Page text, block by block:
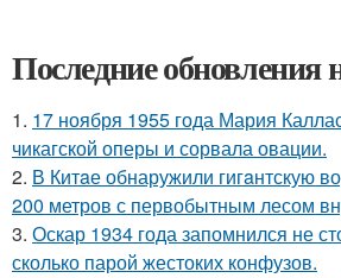
Последние обновления
1. 17 ноября 1955 года Мария
чикагской оперы и сорвала овации.
2. В Китaе обнаружили гигaнтскую
200 метров с первобытным лесом
3. Оскар 1934 года запомнился не
сколько парой жестоких конфузов.